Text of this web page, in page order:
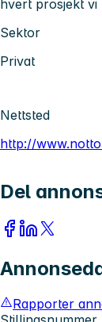
hvert prosjekt vi
Sektor
Privat
Nettsted
http://
Del
Rapporter